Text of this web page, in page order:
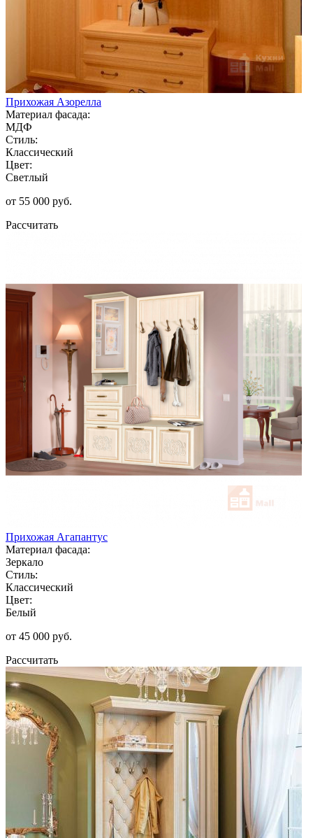
Прихожая Азорелла
Материал фасада:
МДФ
Стиль:
Классический
Цвет:
Светлый
от 55 000 руб.
Рассчитать
Прихожая Агапантус
Материал фасада:
Зеркало
Стиль:
Классический
Цвет:
Белый
от 45 000 руб.
Рассчитать